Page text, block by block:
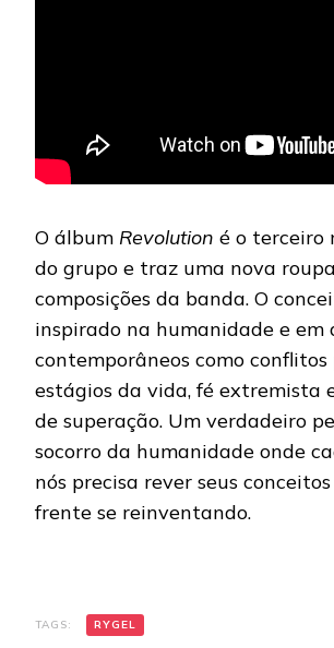
O álbum Revolution é o terceiro
do grupo e traz uma nova
composições da banda. O
inspirado na humanidade e em
contemporâneos como conflitos
estágios da vida, fé extremista
de superação. Um verdadeiro
socorro da humanidade onde
nós precisa rever seus
frente se reinventando.
TAGS: RYGEL